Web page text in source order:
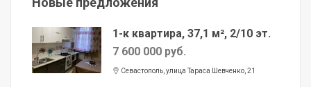
1-к квартира, 37,1 м², 2/10 эт.
7 600 000 руб.
Севастополь, улица Тараса Шевченко, 21